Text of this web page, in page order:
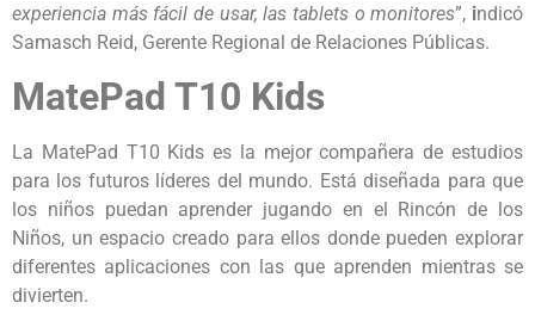
experiencia más fácil de usar, las tablets o monitores”, indicó
Samasch Reid, Gerente Regional de Relaciones Públicas.
MatePad T10 Kids
La MatePad T10 Kids es la mejor compañera de estudios
para los futuros líderes del mundo. Está diseñada para que
los niños puedan aprender jugando en el Rincón de los
Niños, un espacio creado para ellos donde pueden explorar
diferentes aplicaciones con las que aprenden mientras se
divierten.